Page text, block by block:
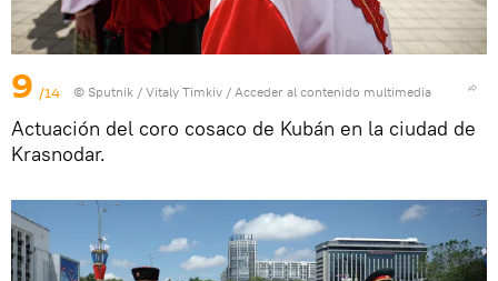
9 /14 © Sputnik / Vitaly Timkiv / Acceder al contenido multimedia
Actuación del coro cosaco de Kubán en la ciudad de
Krasnodar.